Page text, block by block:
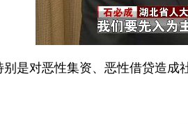
是对恶性集资、恶性借贷造成